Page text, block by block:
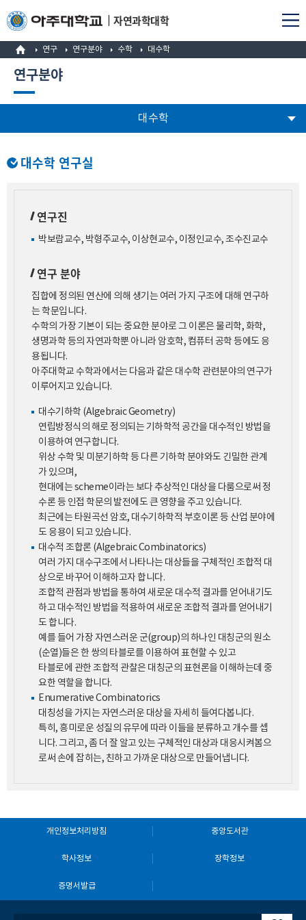
자연과학대학
연구 연구분야 수학 대수학
연구분야
대수학
대수학 연구실
연구진
박보람교수, 박형주교수, 이상현교수, 이정인교수, 조수진교수
연구 분야
집합에 정의된 연산에 의해 생기는 여러 가지 구조에 대해 연구하
는 학문입니다.
수학의 가장 기본이 되는 중요한 분야로 그 이론은 물리학, 화학,
생명과학 등의 자연과학뿐 아니라 암호학, 컴퓨터 공학 등에도 응
용됩니다.
아주대학교 수학과에서는 다음과 같은 대수학 관련분야의 연구가
이루어지고 있습니다.
대수기하학 (Algebraic Geometry)
연립방정식의 해로 정의되는 기하학적 공간을 대수적인 방법을
이용하여 연구합니다.
위상 수학 및 미분기하학 등 다른 기하학 분야와도 긴밀한 관계
가 있으며,
현대에는 scheme이라는 보다 추상적인 대상을 다룸으로써 정
수론 등 인접 학문의 발전에도 큰 영향을 주고 있습니다.
최근에는 타원곡선 암호, 대수기하학적 부호이론 등 산업 분야에
도 응용이 되고 있습니다.
대수적 조합론 (Algebraic Combinatorics)
여러 가지 대수구조에서 나타나는 대상들을 구체적인 조합적 대
상으로 바꾸어 이해하고자 합니다.
조합적 관점과 방법을 통하여 새로운 대수적 결과를 얻어내기도
하고 대수적인 방법을 적용하여 새로운 조합적 결과를 얻어내기
도 합니다.
예를 들어 가장 자연스러운 군(group)의 하나인 대칭군의 원소
(순열)들은 한 쌍의 타블로를 이용하여 표현할 수 있고
타블로에 관한 조합적 관찰은 대칭군의 표현론을 이해하는데 중
요한 역할을 합니다.
Enumerative Combinatorics
대칭성을 가지는 자연스러운 대상을 자세히 들여다봅니다.
특히, 흥미로운 성질의 유무에 따라 이들을 분류하고 개수를 셉
니다. 그리고, 좀 더 잘 알고 있는 구체적인 대상과 대응시켜봄으
로써 손에 잡히는, 친하고 가까운 대상으로 만들어냅니다.
개인정보처리방침 중앙도서관
학사정보 장학정보
증명서발급